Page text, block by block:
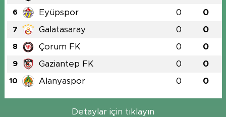
6 Eyüpspor 0 0
7 Galatasaray 0 0
8 Çorum FK 0 0
9 Gaziantep FK 0 0
10 Alanyaspor 0 0
Detaylar için tıklayın